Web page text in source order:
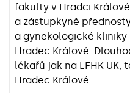
fakulty v Hradci
a zástupkyně
a gynekologické
Hradec Králové.
lékařů jak na LFHK
Hradec Králové.